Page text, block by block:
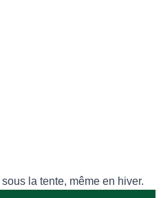
la tente, même en hiver.